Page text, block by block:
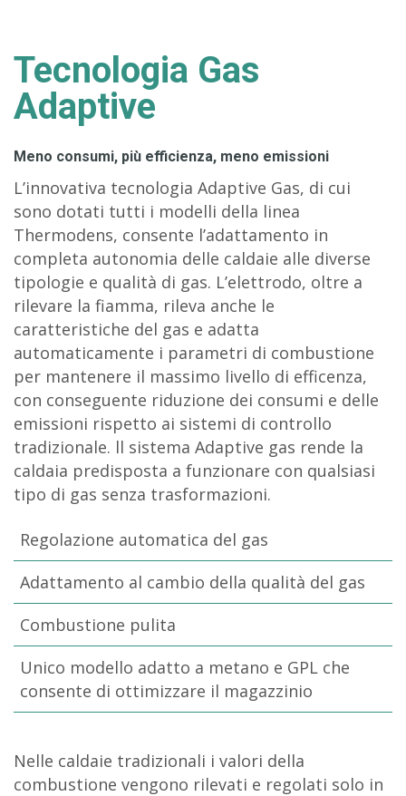
Tecnologia Gas
Adaptive
Meno consumi, più efficienza, meno emissioni
L’innovativa tecnologia Adaptive Gas, di cui
sono dotati tutti i modelli della linea
Thermodens, consente l’adattamento in
completa autonomia delle caldaie alle diverse
tipologie e qualità di gas. L’elettrodo, oltre a
rilevare la fiamma, rileva anche le
caratteristiche del gas e adatta
automaticamente i parametri di combustione
per mantenere il massimo livello di efficenza,
con conseguente riduzione dei consumi e delle
emissioni rispetto ai sistemi di controllo
tradizionale. ll sistema Adaptive gas rende la
caldaia predisposta a funzionare con qualsiasi
tipo di gas senza trasformazioni.
Regolazione automatica del gas
Adattamento al cambio della qualità del gas
Combustione pulita
Unico modello adatto a metano e GPL che
consente di ottimizzare il magazzinio
Nelle caldaie tradizionali i valori della
combustione vengono rilevati e regolati solo in